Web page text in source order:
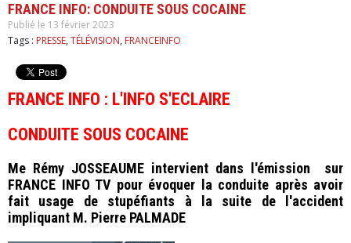
FRANCE INFO: CONDUITE SOUS COCAINE
Publié le 13 février 2023
Tags : PRESSE, TÉLÉVISION, FRANCEINFO
FRANCE INFO : L'INFO S'ECLAIRE
CONDUITE SOUS COCAINE
Me Rémy JOSSEAUME intervient dans l'émission sur
FRANCE INFO TV pour évoquer la conduite après avoir
fait usage de stupéfiants à la suite de l'accident
impliquant M. Pierre PALMADE